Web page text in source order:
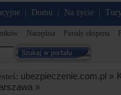
Domu Na życie
Narzędzia Porady eksperta
ubezpieczenie.com.pl »
»